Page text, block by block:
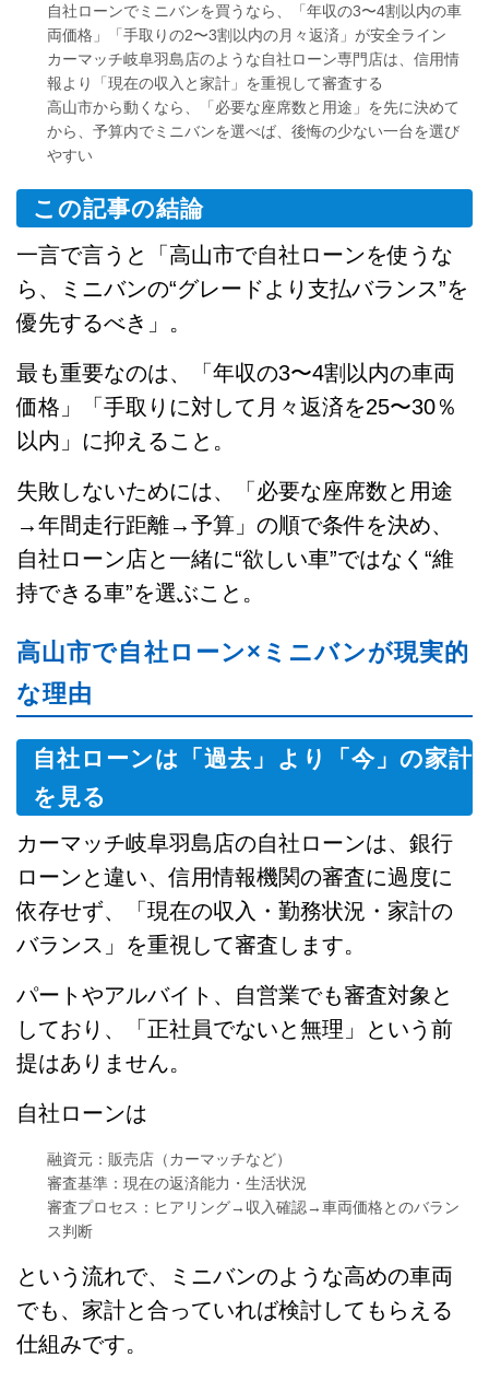
自社ローンでミニバンを買うなら、「年収の3〜4割以内の車
両価格」「手取りの2〜3割以内の月々返済」が安全ライン
カーマッチ岐阜羽島店のような自社ローン専門店は、信用情
報より「現在の収入と家計」を重視して審査する
高山市から動くなら、「必要な座席数と用途」を先に決めて
から、予算内でミニバンを選べば、後悔の少ない一台を選び
やすい
この記事の結論
一言で言うと「高山市で自社ローンを使うな
ら、ミニバンの“グレードより支払バランス”を
優先するべき」。
最も重要なのは、「年収の3〜4割以内の車両
価格」「手取りに対して月々返済を25〜30％
以内」に抑えること。
失敗しないためには、「必要な座席数と用途
→年間走行距離→予算」の順で条件を決め、
自社ローン店と一緒に“欲しい車”ではなく“維
持できる車”を選ぶこと。
高山市で自社ローン×ミニバンが現実的
な理由
自社ローンは「過去」より「今」の家計
を見る
カーマッチ岐阜羽島店の自社ローンは、銀行
ローンと違い、信用情報機関の審査に過度に
依存せず、「現在の収入・勤務状況・家計の
バランス」を重視して審査します。
パートやアルバイト、自営業でも審査対象と
しており、「正社員でないと無理」という前
提はありません。
自社ローンは
融資元：販売店（カーマッチなど）
審査基準：現在の返済能力・生活状況
審査プロセス：ヒアリング→収入確認→車両価格とのバラン
ス判断
という流れで、ミニバンのような高めの車両
でも、家計と合っていれば検討してもらえる
仕組みです。